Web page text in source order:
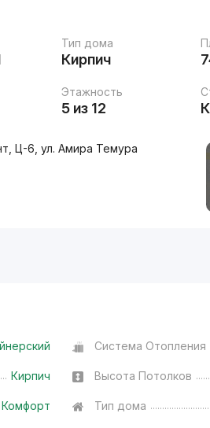
Тип дома
Кирпич
Этажность
5 из 12
Ц-6, ул. Амира Темура
Система Отопления
Кирпич Высота Потолков
Комфорт Тип дома